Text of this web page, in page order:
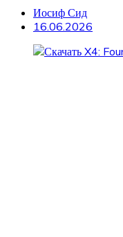
Иосиф Сид
16.06.2026